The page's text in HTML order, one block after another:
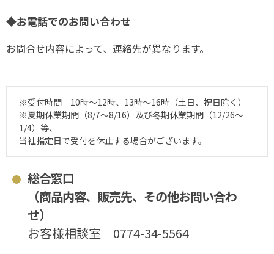
◆お電話でのお問い合わせ
お問合せ内容によって、連絡先が異なります。
※受付時間 10時～12時、13時～16時（土日、祝日除く）
※夏期休業期間（8/7～8/16）及び冬期休業期間（12/26～
1/4）等、
当社指定日で受付を休止する場合がございます。
総合窓口
（商品内容、販売先、その他お問い合わ
せ）
お客様相談室 0774-34-5564